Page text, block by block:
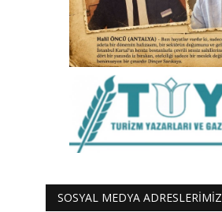
SOSYAL MEDYA ADRESLERİMİZ